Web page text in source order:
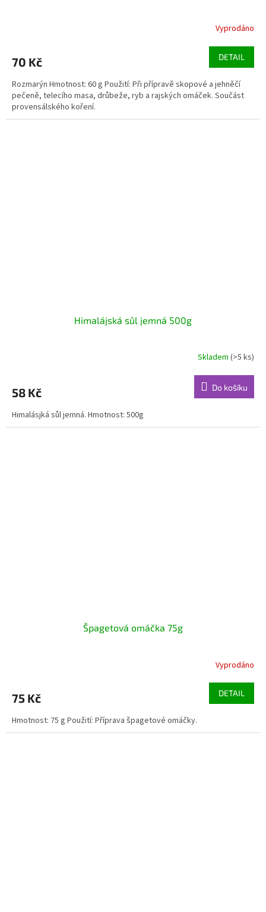
Vyprodáno
70 Kč DETAIL
Rozmarýn Hmotnost: 60 g Použití: Při přípravě skopové a jehněčí
pečeně, telecího masa, drůbeže, ryb a rajských omáček. Součást
provensálského koření.
Himalájská sůl jemná 500g
Skladem (>5 ks)
58 Kč Do košíku
Himalásjká sůl jemná. Hmotnost: 500g
Špagetová omáčka 75g
Vyprodáno
75 Kč DETAIL
Hmotnost: 75 g Použití: Příprava špagetové omáčky.